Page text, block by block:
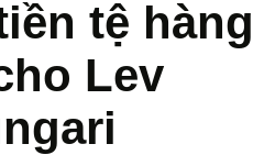
tệ hàng
Lev